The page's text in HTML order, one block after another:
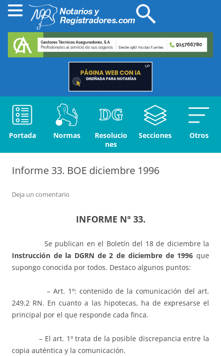
Portada Normas
Resolucio
nes
Secciones Otros
Informe 33. BOE diciembre 1996
Deja un comentario
INFORME Nº 33.
Se publican en el Boletín del 18 de diciembre la
Instrucción de la DGRN de 2 de diciembre de 1996 que
supongo conocida por todos. Destaco algunos puntos:
– Art. 1º: contenido de la comunicación del art.
249.2 RN. En cuanto a las hipotecas, ha de expresarse el
principal por el que responde cada finca.
– El art. 1º trata de la posible discrepancia entre la
copia auténtica y la comunicación.